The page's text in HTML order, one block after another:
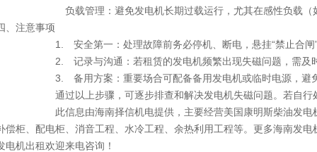
载管理：避免发电机长期过载运行，尤其在感性负载（如电
、注意事项
安全第一：处理故障前务必停机、断电，悬挂“禁止合闸”
记录与沟通：若租赁的发电机频繁出现失磁问题，需及时联
备用方案：重要场合可配备备用发电机或临时电源，避免因
过以上步骤，可逐步排查和解决发电机失磁问题。若自行处理
信息由海南择信机电提供，主要经营美国康明斯柴油发电机组
偿柜、配电柜、消音工程、水冷工程、余热利用工程等。更多海南发
电机出租欢迎来电咨询！